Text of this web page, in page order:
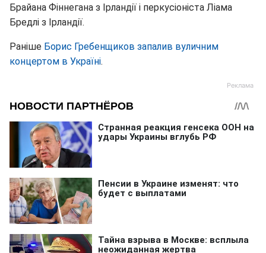
Брайана Фіннегана з Ірландії і перкусіоніста Ліама
Бредлі з Ірландії.
Раніше Борис Гребенщиков запалив вуличним
концертом в Україні.